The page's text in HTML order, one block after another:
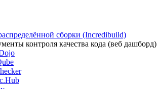
сборки (Incredibuild)
контроля качества кода (веб дашборд)